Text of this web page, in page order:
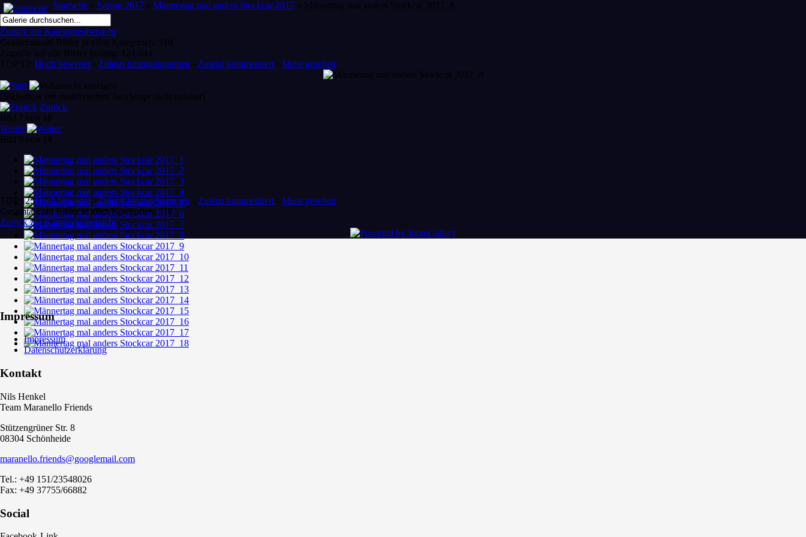
Startseite » Saison 2017 » Männertag mal anders Stockcar 2017 » Männertag mal anders Stockcar 2017_8
Zurück zur Kategorieübersicht
Gesamtanzahl Bilder in allen Kategorien: 510
Zugriffe auf alle Bilder bislang: 124.044
TOP 12: Hoch bewertet - Zuletzt hinzugekommen - Zuletzt kommentiert - Meist gesehen
[Slideshow bei deaktiviertem JacaScript nicht nutzbar]
Zurück
Bild 7 von 18
Weiter
Bild 9 von 18
TOP 12:Hoch bewertet -Zuletzt hinzugekommen - Zuletzt kommentiert - Meist gesehen
Gesamtanzahl Bilder in allen Kategorien: 510
Zurück zur Kategorieübersicht
Impressum
Impressum
Datenschutzerklärung
Kontakt
Nils Henkel
Team Maranello Friends
Stützengrüner Str. 8
08304 Schönheide
maranello.friends@googlemail.com
Tel.: +49 151/23548026
Fax: +49 37755/66882
Social